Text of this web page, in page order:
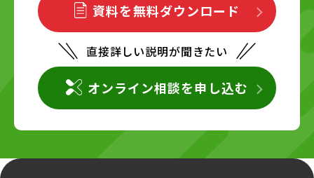
資料を無料ダウンロード
直接詳しい説明が聞きたい
オンライン相談を申し込む